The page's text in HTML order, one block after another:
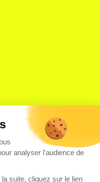
analyser l'audience de
suite, cliquez sur le lien
le pied de page.